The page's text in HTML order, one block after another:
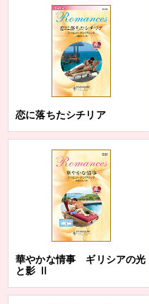
恋に落ちたシチリア
華やかな情事 ギリシアの光
と影 Ⅱ